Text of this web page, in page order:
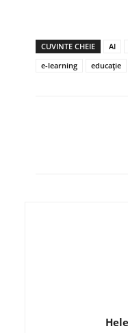
CUVINTE CHEIE AI
e-learning
educație